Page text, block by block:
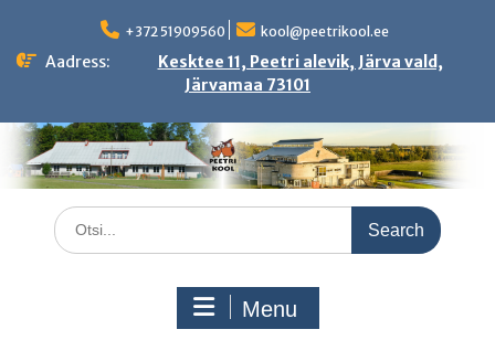
content
+372 51909560 kool@peetrikool.ee
Aadress:
Kesktee 11, Peetri alevik, Järva vald,
Järvamaa 73101
Search
for:
Menu